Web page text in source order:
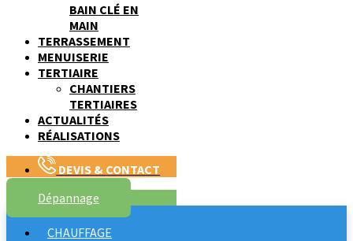
BAIN CLÉ EN
MAIN
TERRASSEMENT
MENUISERIE
TERTIAIRE
CHANTIERS
TERTIAIRES
ACTUALITÉS
RÉALISATIONS
DEVIS & CONTACT
Dépannage
CHAUFFAGE